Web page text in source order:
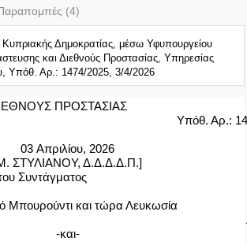
(4)
Δημοκρατίας, μέσω Υφυπουργείου
και Διεθνούς Προστασίας, Υπηρεσίας
Υπόθ. Αρ.: 1474/2025, 3/4/2026
ΠΡΟΣΤΑΣΙΑΣ
Υπόθ. Αρ.:
03Απριλίου, 2026
ΣΤΥΛΙΑΝΟΥ, Δ.Δ.Δ.Δ.Π.]
Συντάγματος
Μπουρούντι και τώρα Λευκωσία
-και-